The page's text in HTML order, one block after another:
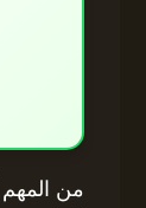
من المهم